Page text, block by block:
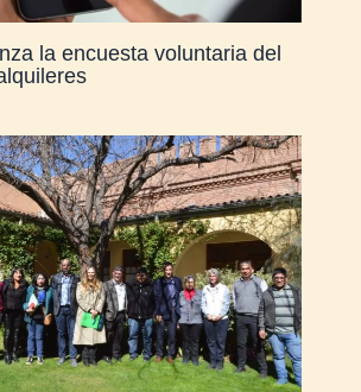
la encuesta voluntaria del